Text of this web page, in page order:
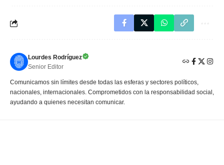
Lourdes Rodríguez
Senior Editor
Comunicamos sin límites desde todas las esferas y sectores políticos,
nacionales, internacionales. Comprometidos con la responsabilidad social,
ayudando a quienes necesitan comunicar.